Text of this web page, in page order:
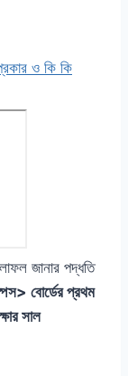
ও কি কি
জানার পদ্ধতি
বোর্ডের প্রথম
সাল